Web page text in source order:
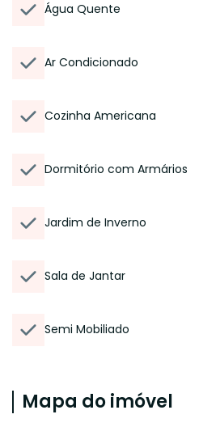
Água Quente
Ar Condicionado
Cozinha Americana
Dormitório com Armários
Jardim de Inverno
Sala de Jantar
Semi Mobiliado
Mapa do imóvel